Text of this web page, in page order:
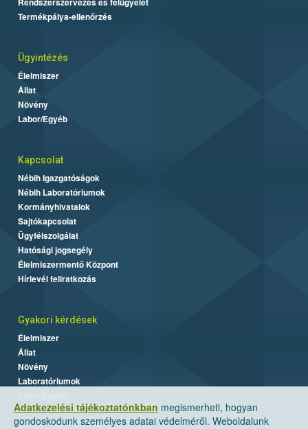
Adatkezelési tájékoztatónkban megismerheti, hogyan
gondoskodunk személyes adatai védelméről. Weboldalunk
Termékpálya-ellenőrzés
Ügyintézés
Élelmiszer
Állat
Növény
Labor/Egyéb
Kapcsolat
Nébih Igazgatóságok
Nébih Laboratóriumok
Kormányhivatalok
Sajtókapcsolat
Ügyfélszolgálat
Hatósági jogsegély
Élelmiszermentő Központ
Hírlevél feliratkozás
Gyakori kérdések
Élelmiszer
Állat
Növény
Laboratóriumok